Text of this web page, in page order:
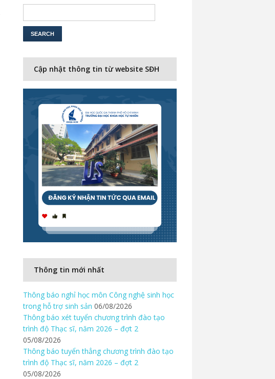
Cập nhật thông tin từ website SĐH
Thông tin mới nhất
Thông báo nghỉ học môn Công nghệ sinh học
trong hỗ trợ sinh sản 06/08/2026
Thông báo xét tuyển chương trình đào tạo
trình độ Thạc sĩ, năm 2026 – đợt 2
05/08/2026
Thông báo tuyển thẳng chương trình đào tạo
trình độ Thạc sĩ, năm 2026 – đợt 2
05/08/2026